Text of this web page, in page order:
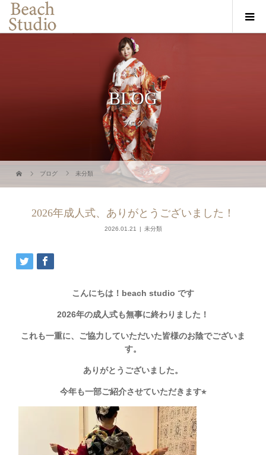
BLOG
ブログ
ブログ 未分類
2026年成人式、ありがとうございました！
2026.01.21 未分類
こんにちは！beach studio です
2026年の成人式も無事に終わりました！
これも一重に、ご協力していただいた皆様のお陰でございま
す。
ありがとうございました。
今年も一部ご紹介させていただきます⭐︎